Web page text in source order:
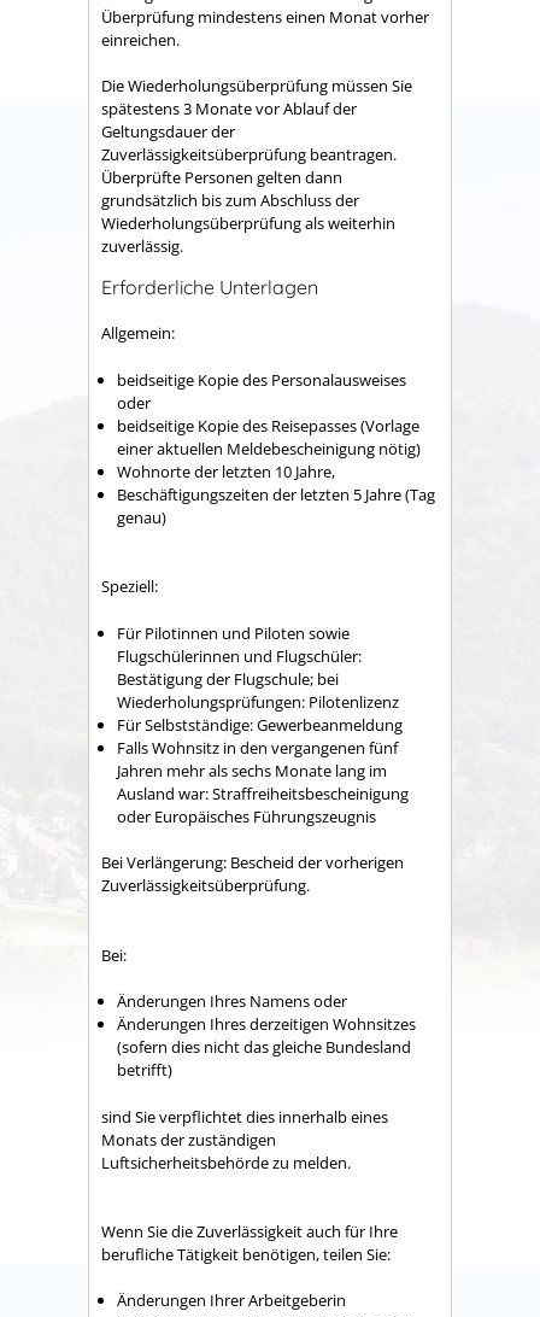
Überprüfung mindestens einen Monat vorher
einreichen.
Die Wiederholungsüberprüfung müssen Sie
spätestens 3 Monate vor Ablauf der
Geltungsdauer der
Zuverlässigkeitsüberprüfung beantragen.
Überprüfte Personen gelten dann
grundsätzlich bis zum Abschluss der
Wiederholungsüberprüfung als weiterhin
zuverlässig.
Erforderliche Unterlagen
Allgemein:
beidseitige Kopie des Personalausweises
oder
beidseitige Kopie des Reisepasses (Vorlage
einer aktuellen Meldebescheinigung nötig)
Wohnorte der letzten 10 Jahre,
Beschäftigungszeiten der letzten 5 Jahre (Tag
genau)
Speziell:
Für Pilotinnen und Piloten sowie
Flugschülerinnen und Flugschüler:
Bestätigung der Flugschule; bei
Wiederholungsprüfungen: Pilotenlizenz
Für Selbstständige: Gewerbeanmeldung
Falls Wohnsitz in den vergangenen fünf
Jahren mehr als sechs Monate lang im
Ausland war: Straffreiheitsbescheinigung
oder Europäisches Führungszeugnis
Bei Verlängerung: Bescheid der vorherigen
Zuverlässigkeitsüberprüfung.
Bei:
Änderungen Ihres Namens oder
Änderungen Ihres derzeitigen Wohnsitzes
(sofern dies nicht das gleiche Bundesland
betrifft)
​​​​​​​sind Sie verpflichtet dies innerhalb eines
Monats der zuständigen
Luftsicherheitsbehörde zu melden.
​​​​​​​Wenn Sie die Zuverlässigkeit auch für Ihre
berufliche Tätigkeit benötigen, teilen Sie:
Änderungen Ihrer Arbeitgeberin